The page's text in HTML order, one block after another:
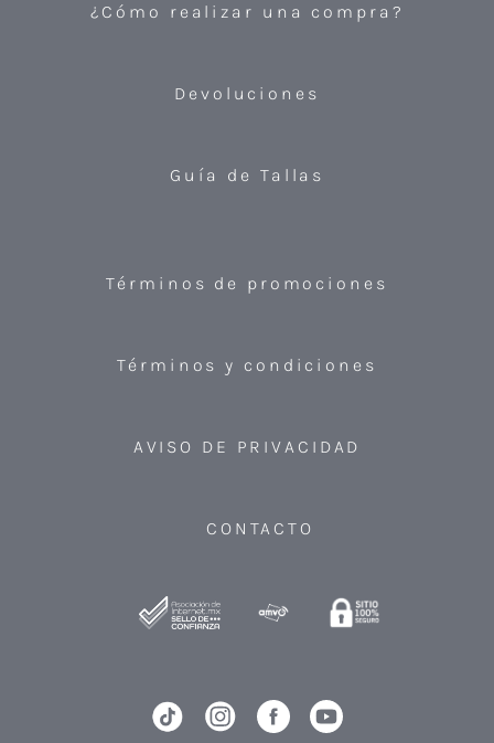
¿Cómo realizar una compra?
Devoluciones
Guía de Tallas
Términos de promociones
Términos y condiciones
AVISO DE PRIVACIDAD
CONTACTO